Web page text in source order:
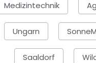
Medizintechnik
Ungarn
Saaldorf